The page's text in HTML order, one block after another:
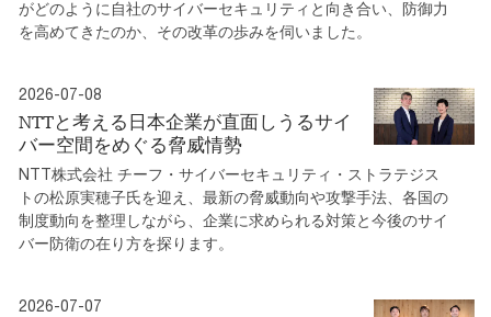
がどのように自社のサイバーセキュリティと向き合い、防御力
を高めてきたのか、その改革の歩みを伺いました。
2026-07-08
NTTと考える日本企業が直面しうるサイ
バー空間をめぐる脅威情勢
NTT株式会社 チーフ・サイバーセキュリティ・ストラテジス
トの松原実穂子氏を迎え、最新の脅威動向や攻撃手法、各国の
制度動向を整理しながら、企業に求められる対策と今後のサイ
バー防衛の在り方を探ります。
2026-07-07